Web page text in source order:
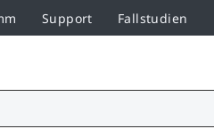
Support Fallstudien